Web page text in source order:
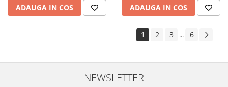
ADAUGA IN COS ADAUGA IN COS
1 2 3 ... 6
NEWSLETTER